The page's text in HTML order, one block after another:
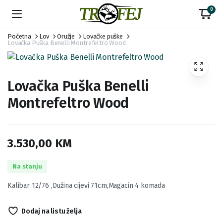
0
Početna Lov Oružje
Lovačke puške
Lovačka Puška Benelli Montrefeltro Wood
Lovačka Puška Benelli
Montrefeltro Wood
3.530,00 KM
Na stanju
Kalibar 12/76 ,Dužina cijevi 71cm,Magacin 4 komada
Dodaj na listu želja